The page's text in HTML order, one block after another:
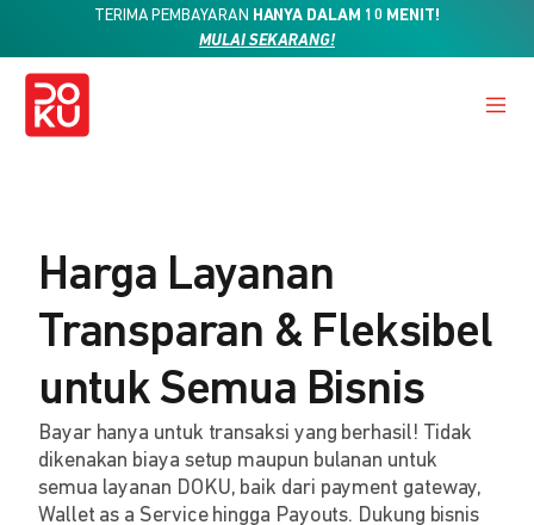
TERIMA PEMBAYARAN HANYA DALAM 10 MENIT!
MULAI SEKARANG!
Harga Layanan
Transparan & Fleksibel
untuk Semua Bisnis
Bayar hanya untuk transaksi yang berhasil! Tidak
dikenakan biaya setup maupun bulanan untuk
semua layanan DOKU, baik dari payment gateway,
Wallet as a Service hingga Payouts. Dukung bisnis